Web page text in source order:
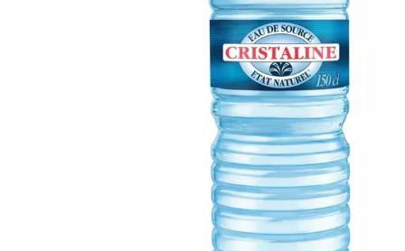
Electroménagers & Divers
Artisan sénégalais